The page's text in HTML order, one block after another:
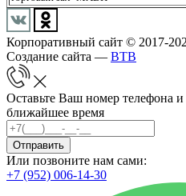
Корпоративный сайт © 2017-
Создание сайта — BTB
Оставьте Ваш номер телефона
ближайшее время
Отправить
Или позвоните нам сами:
+7 (952) 006-14-30